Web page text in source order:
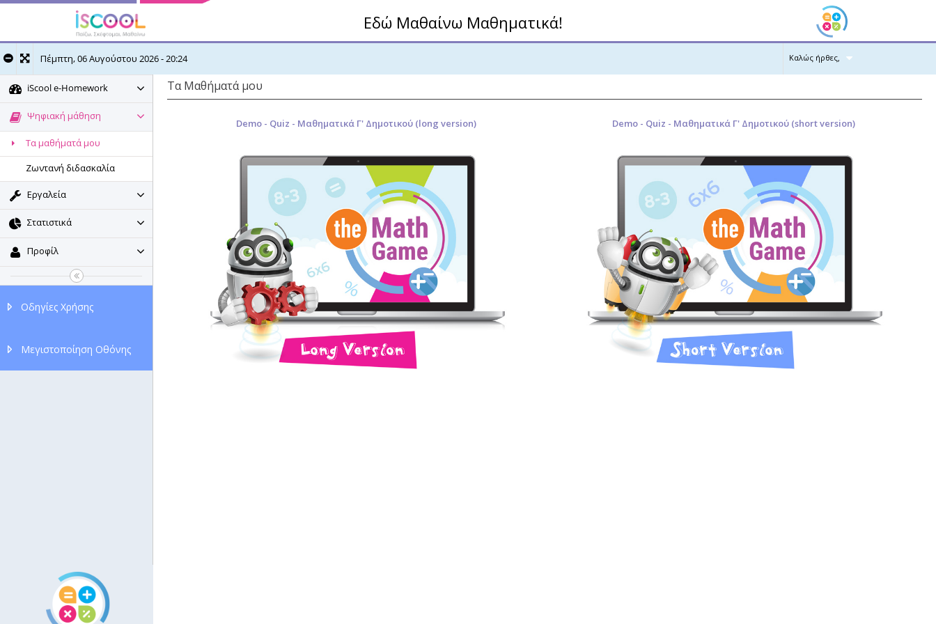
Εδώ Μαθαίνω Μαθηματικά!
Πέμπτη, 06 Αυγούστου 2026 - 20:24 Καλώς ήρθες,
iScool e-Homework
Ψηφιακή μάθηση
Τα μαθήματά μου
Ζωντανή διδασκαλία
Εργαλεία
Στατιστικά
Προφίλ
Οδηγίες Χρήσης
Μεγιστοποίηση Οθόνης
Τα Μαθήματά μου
Demo - Quiz - Μαθηματικά Γ' Δημοτικού (long version) Demo - Quiz - Μαθηματικά Γ' Δημοτικού (short version)